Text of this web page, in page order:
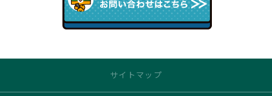
サイトマップ